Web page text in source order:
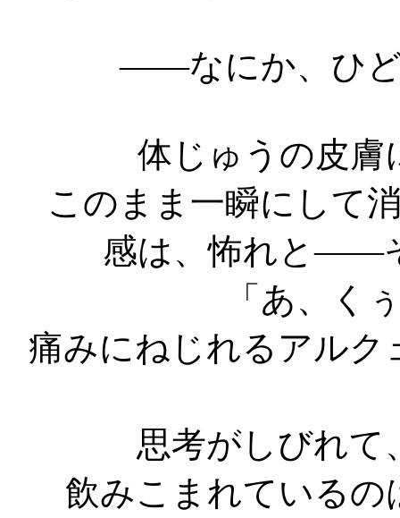
――なにか、ひど
体じゅうの皮膚
このまま一瞬にして
感は、怖れと――
「あ、く
痛みにねじれるアル
思考がしびれて
飲みこまれているの